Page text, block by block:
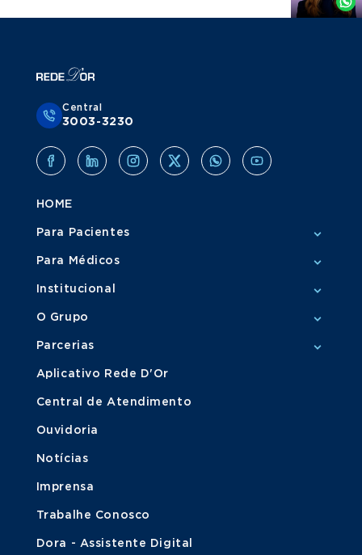
Central
3003-3230
HOME
Para Pacientes
Para Médicos
Institucional
O Grupo
Parcerias
Aplicativo Rede D'Or
Central de Atendimento
Ouvidoria
Notícias
Imprensa
Trabalhe Conosco
Dora - Assistente Digital